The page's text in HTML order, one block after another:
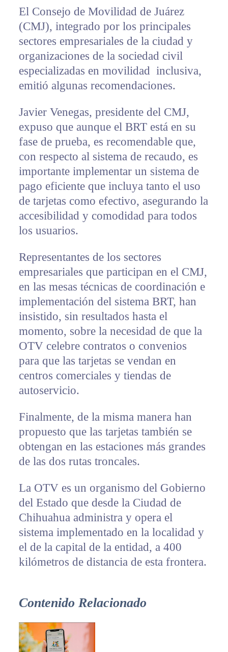
El Consejo de Movilidad de Juárez
(CMJ), integrado por los principales
sectores empresariales de la ciudad y
organizaciones de la sociedad civil
especializadas en movilidad inclusiva,
emitió algunas recomendaciones.
Javier Venegas, presidente del CMJ,
expuso que aunque el BRT está en su
fase de prueba, es recomendable que,
con respecto al sistema de recaudo, es
importante implementar un sistema de
pago eficiente que incluya tanto el uso
de tarjetas como efectivo, asegurando la
accesibilidad y comodidad para todos
los usuarios.
Representantes de los sectores
empresariales que participan en el CMJ,
en las mesas técnicas de coordinación e
implementación del sistema BRT, han
insistido, sin resultados hasta el
momento, sobre la necesidad de que la
OTV celebre contratos o convenios
para que las tarjetas se vendan en
centros comerciales y tiendas de
autoservicio.
Finalmente, de la misma manera han
propuesto que las tarjetas también se
obtengan en las estaciones más grandes
de las dos rutas troncales.
La OTV es un organismo del Gobierno
del Estado que desde la Ciudad de
Chihuahua administra y opera el
sistema implementado en la localidad y
el de la capital de la entidad, a 400
kilómetros de distancia de esta frontera.
Contenido Relacionado